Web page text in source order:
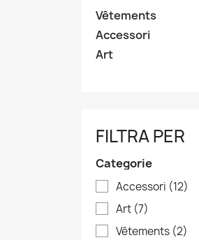
Vêtements
Accessori
Art
FILTRA PER
Categorie
Accessori (12)
Art (7)
Vêtements (2)